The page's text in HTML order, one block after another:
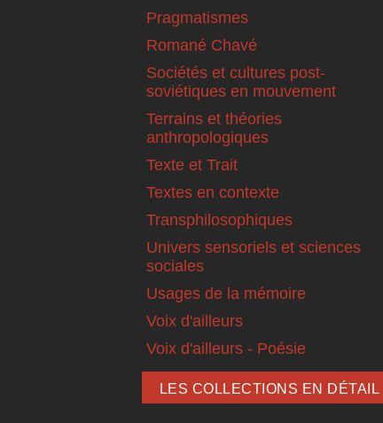
Pragmatismes
Romané Chavé
Sociétés et cultures post-
soviétiques en mouvement
Terrains et théories
anthropologiques
Texte et Trait
Textes en contexte
Transphilosophiques
Univers sensoriels et sciences
sociales
Usages de la mémoire
Voix d'ailleurs
Voix d'ailleurs - Poésie
LES COLLECTIONS EN DÉTAIL